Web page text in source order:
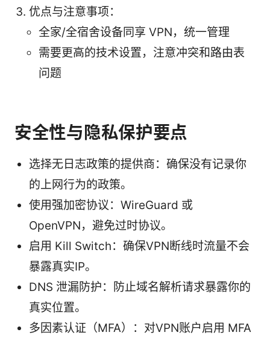
优点与注意事项：
全家/全宿舍设备同享 VPN，统一管理
需要更高的技术设置，注意冲突和路由表
问题
安全性与隐私保护要点
选择无日志政策的提供商：确保没有记录你
的上网行为的政策。
使用强加密协议：WireGuard 或
OpenVPN，避免过时协议。
启用 Kill Switch：确保VPN断线时流量不会
暴露真实IP。
DNS 泄漏防护：防止域名解析请求暴露你的
真实位置。
多因素认证（MFA）：对VPN账户启用 MFA